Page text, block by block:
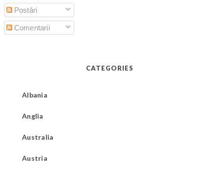
Postări
Comentarii
CATEGORIES
Albania
Anglia
Australia
Austria